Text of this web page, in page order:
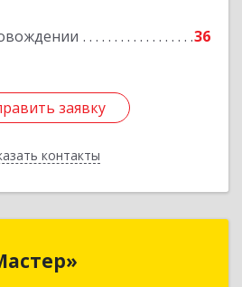
36
заявку
контакты
заявку
Назад